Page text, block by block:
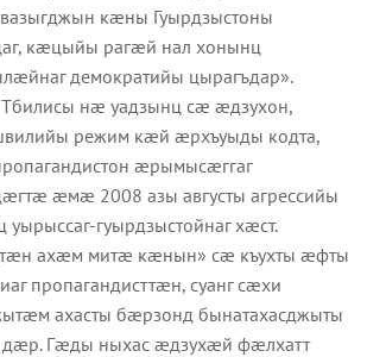
кæны Гуырдзыстоны
кæцыйы рагæй нал хонынц
демократийы цырагъдар».
нæ уадзынц сæ æдзухон,
режим кæй æрхъуыды кодта,
æрымысæггаг
æмæ 2008 азы августы агрессийы
уырыссаг-гуырдзыстойнаг хæст.
ахæм митæ кæнын» сæ къухты æфты
пропагандисттæн, суанг сæхи
ахасты бæрзонд бынатахасджыты
дæр. Гæды ныхас æдзухæй фæлхатт